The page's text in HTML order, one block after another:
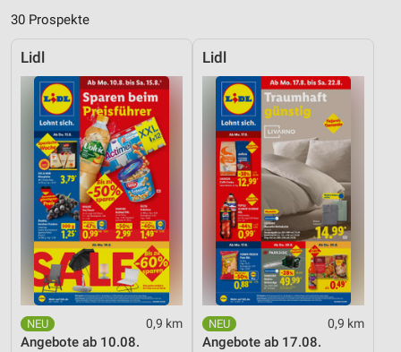
30 Prospekte
Lidl
0,9 km
Angebote ab 10.08.
Lidl
0,9 km
Angebote ab 17.08.